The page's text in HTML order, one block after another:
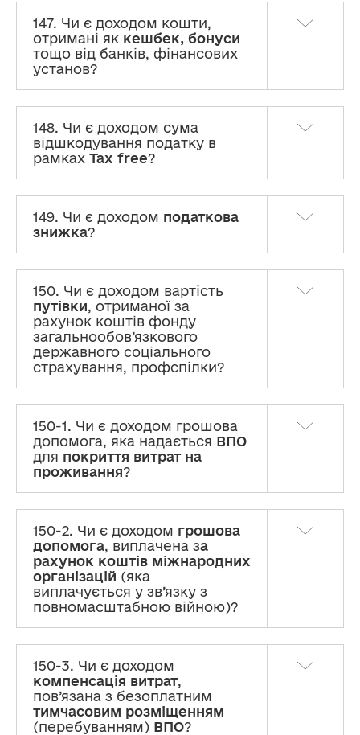
147. Чи є доходом кошти,
отримані як кешбек, бонуси
тощо від банків, фінансових
установ?
148. Чи є доходом сума
відшкодування податку в
рамках Tax free?
149. Чи є доходом податкова
знижка?
150. Чи є доходом вартість
путівки, отриманої за
рахунок коштів фонду
загальнообов’язкового
державного соціального
страхування, профспілки?
150-1. Чи є доходом грошова
допомога, яка надається ВПО
для покриття витрат на
проживання?
150-2. Чи є доходом грошова
допомога, виплачена за
рахунок коштів міжнародних
організацій (яка
виплачується у зв’язку з
повномасштабною війною)?
150-3. Чи є доходом
компенсація витрат,
пов’язана з безоплатним
тимчасовим розміщенням
(перебуванням) ВПО?